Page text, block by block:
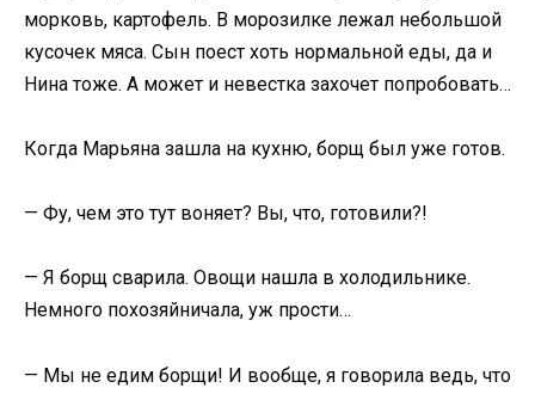
морковь, картофель. В морозилке лежал небольшой
кусочек мяса. Сын поест хоть нормальной еды, да и
Нина тоже. А может и невестка захочет попробовать…
Когда Марьяна зашла на кухню, борщ был уже готов.
— Фу, чем это тут воняет? Вы, что, готовили?!
— Я борщ сварила. Овощи нашла в холодильнике.
Немного похозяйничала, уж прости…
— Мы не едим борщи! И вообще, я говорила ведь, что